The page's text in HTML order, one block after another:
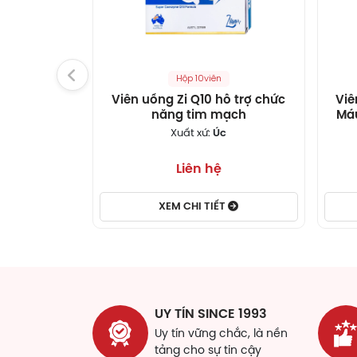
Hộp 10viên
Viên uống Zi Q10 hỗ trợ chức
năng tim mạch
Xuất xứ:Úc
Liên hệ
XEM CHI TIẾT
UY TÍN SINCE 1993
Uy tín vững chắc, là nền
tảng cho sự tin cậy